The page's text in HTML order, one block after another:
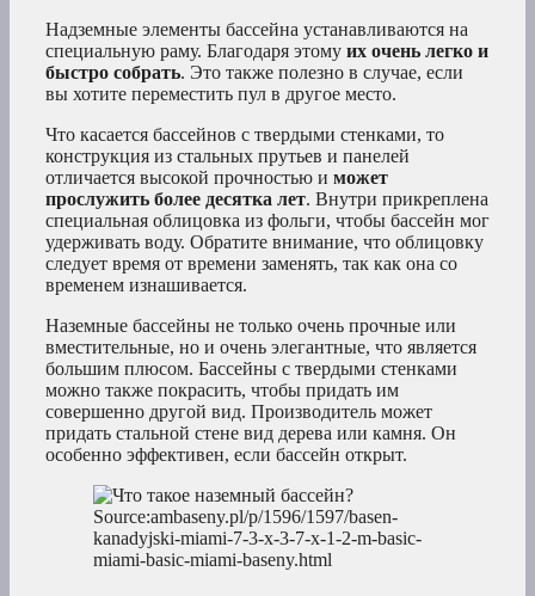
Надземные элементы бассейна устанавливаются на
специальную раму. Благодаря этому их очень легко и
быстро собрать. Это также полезно в случае, если
вы хотите переместить пул в другое место.
Что касается бассейнов с твердыми стенками, то
конструкция из стальных прутьев и панелей
отличается высокой прочностью и может
прослужить более десятка лет. Внутри прикреплена
специальная облицовка из фольги, чтобы бассейн мог
удерживать воду. Обратите внимание, что облицовку
следует время от времени заменять, так как она со
временем изнашивается.
Наземные бассейны не только очень прочные или
вместительные, но и очень элегантные, что является
большим плюсом. Бассейны с твердыми стенками
можно также покрасить, чтобы придать им
совершенно другой вид. Производитель может
придать стальной стене вид дерева или камня. Он
особенно эффективен, если бассейн открыт.
Source:ambaseny.pl/p/1596/1597/basen-
kanadyjski-miami-7-3-x-3-7-x-1-2-m-basic-
miami-basic-miami-baseny.html